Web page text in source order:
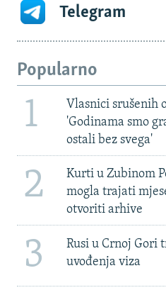
Telegram
Popularno
1
Vlasnici srušenih
'Godinama smo
ostali bez svega'
2
Kurti u Zubinom
mogla trajati
otvoriti arhive
3
Rusi u Crnoj Gori
uvođenja viza